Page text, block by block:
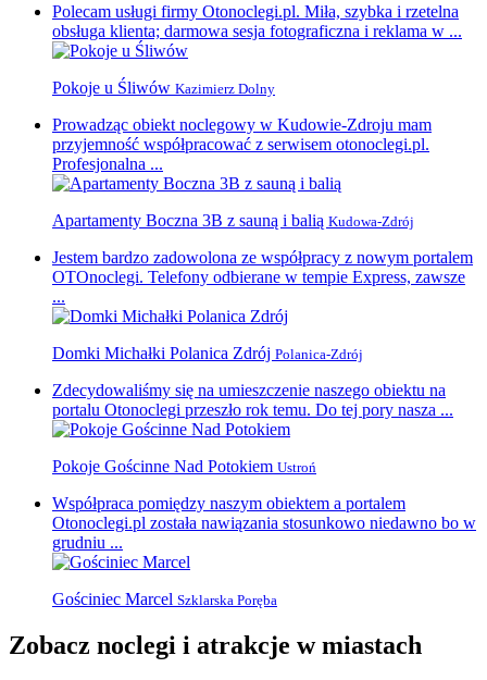
Polecam usługi firmy Otonoclegi.pl. Miła, szybka i rzetelna
obsługa klienta; darmowa sesja fotograficzna i reklama w ...
Pokoje u Śliwów Kazimierz Dolny
Prowadząc obiekt noclegowy w Kudowie-Zdroju mam
przyjemność współpracować z serwisem otonoclegi.pl.
Profesjonalna ...
Apartamenty Boczna 3B z sauną i balią Kudowa-Zdrój
Jestem bardzo zadowolona ze współpracy z nowym portalem
OTOnoclegi. Telefony odbierane w tempie Express, zawsze
...
Domki Michałki Polanica Zdrój Polanica-Zdrój
Zdecydowaliśmy się na umieszczenie naszego obiektu na
portalu Otonoclegi przeszło rok temu. Do tej pory nasza ...
Pokoje Gościnne Nad Potokiem Ustroń
Współpraca pomiędzy naszym obiektem a portalem
Otonoclegi.pl została nawiązania stosunkowo niedawno bo w
grudniu ...
Gościniec Marcel Szklarska Poręba
Zobacz noclegi i atrakcje w miastach